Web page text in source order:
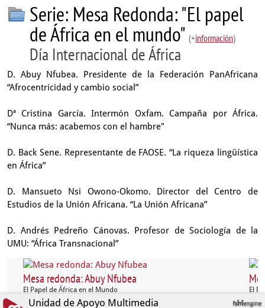
Serie: Mesa Redonda: "El papel
de África en el mundo" (+información)
Día Internacional de África
D. Abuy Nfubea. Presidente de la Federación PanAfricana
“Afrocentricidad y cambio social”
Dª Cristina García. Intermón Oxfam. Campaña por África.
“Nunca más: acabemos con el hambre"
D. Back Sene. Representante de FAOSE. “La riqueza lingüística
en África”
D. Mansueto Nsi Owono-Okomo. Director del Centro de
Estudios de la Unión Africana. “La Unión Africana”
D. Andrés Pedreño Cánovas. Profesor de Sociología de la
UMU: “África Transnacional”
Mesa redonda: Abuy Nfubea
El Papel de África en el Mundo El
Unidad de Apoyo Multimedia